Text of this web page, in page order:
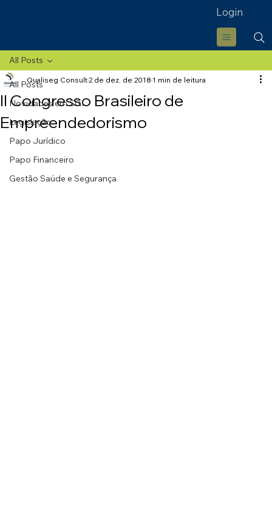
Login
All Posts
Novidades em SGI
Legislação
Papo Jurídico
Papo Financeiro
Gestão Saúde e Segurança
All Posts
II Congresso Brasileiro de
Empreendedorismo
Qualiseg Consult2 de dez. de 2018 1 min de leitura